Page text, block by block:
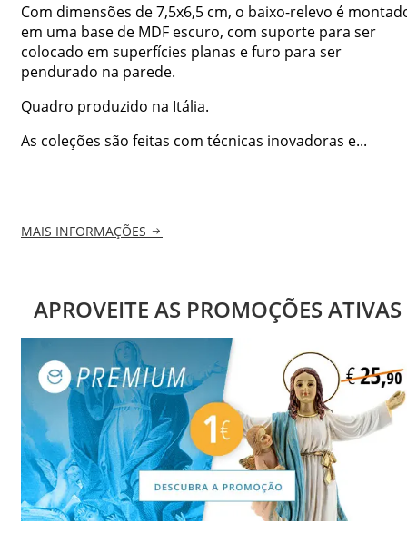
Com dimensões de 7,5x6,5 cm, o baixo-relevo é
em uma base de MDF escuro, com suporte para ser
colocado em superfícies planas e furo para ser
pendurado na parede.
Quadro produzido na Itália.
As coleções são feitas com técnicas inovadoras e...
MAIS INFORMAÇÕES
APROVEITE AS PROMOÇÕES ATIVAS